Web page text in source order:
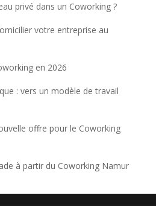
privé dans un Coworking ?
votre entreprise au
en 2026
: vers un modèle de travail
offre pour le Coworking
à partir du Coworking Namur